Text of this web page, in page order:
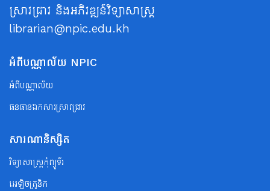
ស្រាវជ្រាវ និងអភិវឌ្ឍន៍វិទ្យាសាស្ត្រ
librarian@npic.edu.kh
អំពីបណ្ណាល័យ NPIC
អំពីបណ្ណាល័យ
ធនធានឯកសារស្រាវជ្រាវ
សារណានិស្សិត
វិទ្យាសាស្ត្រកុំព្យូទ័រ
អេឡិចត្រូនិក